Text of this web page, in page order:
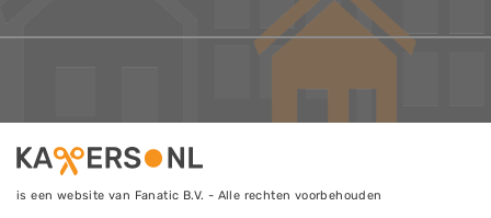
is een website van Fanatic B.V. - Alle rechten voorbehouden